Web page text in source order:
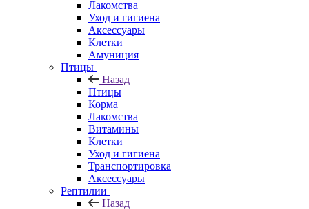
Лакомства
Уход и гигиена
Аксессуары
Клетки
Амуниция
Птицы
Назад
Птицы
Корма
Лакомства
Витамины
Клетки
Уход и гигиена
Транспортировка
Аксессуары
Рептилии
Назад